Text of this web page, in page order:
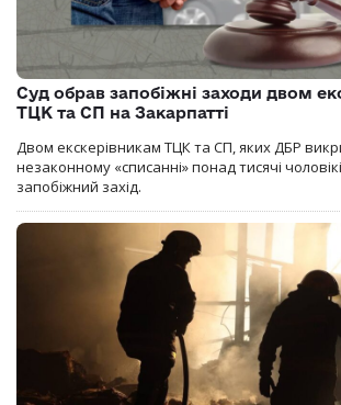
Суд обрав запобіжні заходи двом
ТЦК та СП на Закарпатті
Двом екскерівникам ТЦК та СП, яких ДБР
незаконному «списанні» понад тисячі
запобіжний захід.